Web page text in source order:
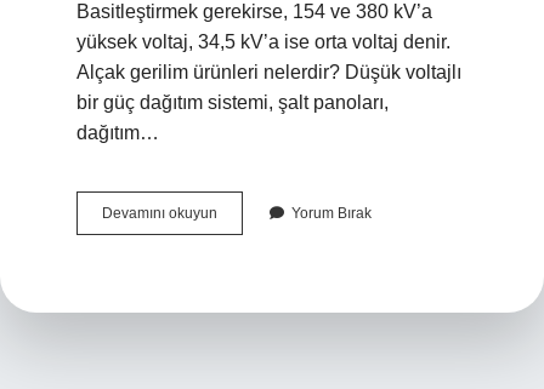
Basitleştirmek gerekirse, 154 ve 380 kV’a
yüksek voltaj, 34,5 kV’a ise orta voltaj denir.
Alçak gerilim ürünleri nelerdir? Düşük voltajlı
bir güç dağıtım sistemi, şalt panoları,
dağıtım…
Devamını okuyun
Aralıklar
Yorum Bırak